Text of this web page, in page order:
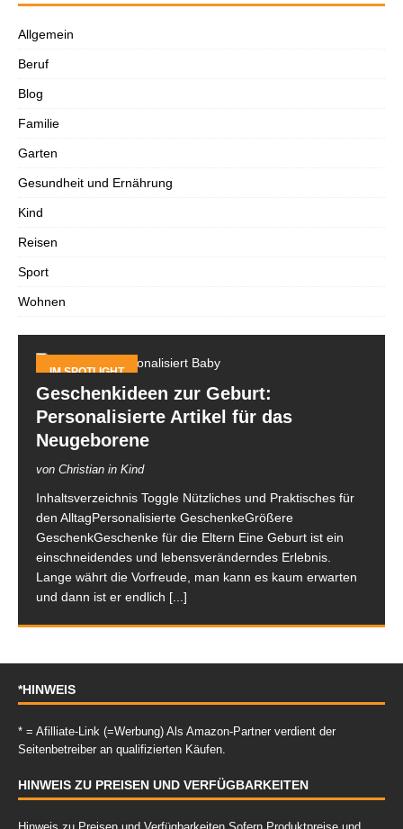
Allgemein
Beruf
Blog
Familie
Garten
Gesundheit und Ernährung
Kind
Reisen
Sport
Wohnen
IM SPOTLIGHT
Geschenkideen zur Geburt:
Personalisierte Artikel für das
Neugeborene
von Christian in Kind
Inhaltsverzeichnis Toggle Nützliches und Praktisches für
den AlltagPersonalisierte GeschenkeGrößere
GeschenkGeschenke für die Eltern Eine Geburt ist ein
einschneidendes und lebensveränderndes Erlebnis.
Lange währt die Vorfreude, man kann es kaum erwarten
und dann ist er endlich [...]
*HINWEIS
* = Afilliate-Link (=Werbung) Als Amazon-Partner verdient der
Seitenbetreiber an qualifizierten Käufen.
HINWEIS ZU PREISEN UND VERFÜGBARKEITEN